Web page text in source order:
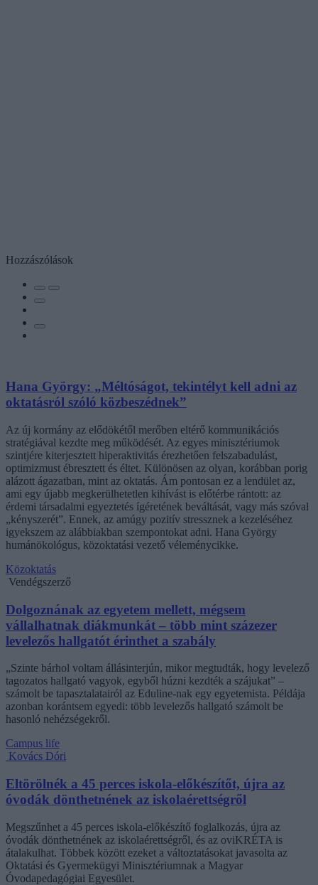
Hozzászólások
Hana György: „Méltóságot, tekintélyt kell adni az
oktatásról szóló közbeszédnek”
Az új kormány az elődökétől merőben eltérő kommunikációs
stratégiával kezdte meg működését. Az egyes minisztériumok
szintjére kiterjesztett hiperaktivitás érezhetően felszabadulást,
optimizmust ébresztett és éltet. Különösen az olyan, korábban porig
alázott ágazatban, mint az oktatás. Ám pontosan ez a lendület az,
ami egy újabb megkerülhetetlen kihívást is előtérbe rántott: az
érdemi társadalmi egyeztetés ígéretének beváltását, vagy más szóval
„kényszerét”. Ennek, az amúgy pozitív stressznek a kezeléséhez
igyekszem az alábbiakban szempontokat adni. Hana György
humánökológus, közoktatási vezető véleménycikke.
Közoktatás
Vendégszerző
Dolgoznának az egyetem mellett, mégsem
vállalhatnak diákmunkát – több mint százezer
levelezős hallgatót érinthet a szabály
„Szinte bárhol voltam állásinterjún, mikor megtudták, hogy levelező
tagozatos hallgató vagyok, egyből húzni kezdték a szájukat” –
számolt be tapasztalatairól az Eduline-nak egy egyetemista. Példája
azonban korántsem egyedi: több levelezős hallgató számolt be
hasonló nehézségekről.
Campus life
Kovács Dóri
Eltörölnék a 45 perces iskola-előkészítőt, újra az
óvodák dönthetnének az iskolaérettségről
Megszűnhet a 45 perces iskola-előkészítő foglalkozás, újra az
óvodák dönthetnének az iskolaérettségről, és az oviKRÉTA is
átalakulhat. Többek között ezeket a változtatásokat javasolta az
Oktatási és Gyermekügyi Minisztériumnak a Magyar
Óvodapedagógiai Egyesület.